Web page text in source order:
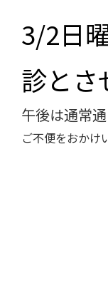
3/2日
診とさ
午後は通常通
ご不便をおかけ